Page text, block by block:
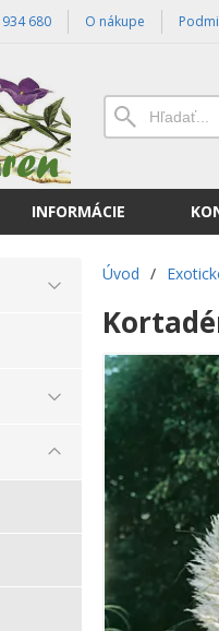
680 O nákupe
INFORMÁCIE
Úvod /